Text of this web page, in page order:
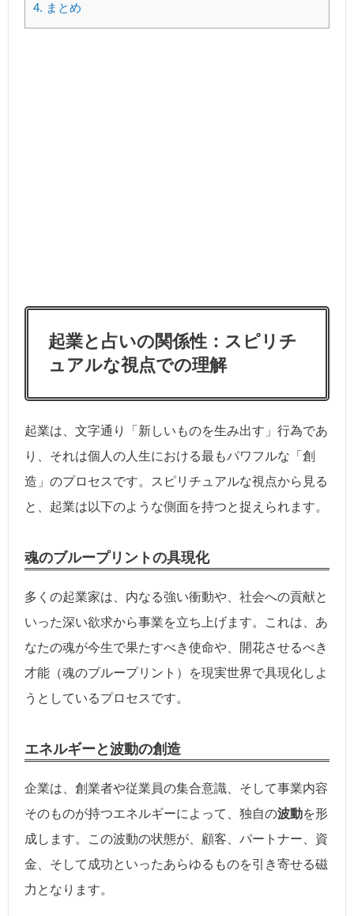
4. まとめ
起業と占いの関係性：スピリチ
ュアルな視点での理解
起業は、文字通り「新しいものを生み出す」行為であ
り、それは個人の人生における最もパワフルな「創
造」のプロセスです。スピリチュアルな視点から見る
と、起業は以下のような側面を持つと捉えられます。
魂のブループリントの具現化
多くの起業家は、内なる強い衝動や、社会への貢献と
いった深い欲求から事業を立ち上げます。これは、あ
なたの魂が今生で果たすべき使命や、開花させるべき
才能（魂のブループリント）を現実世界で具現化しよ
うとしているプロセスです。
エネルギーと波動の創造
企業は、創業者や従業員の集合意識、そして事業内容
そのものが持つエネルギーによって、独自の波動を形
成します。この波動の状態が、顧客、パートナー、資
金、そして成功といったあらゆるものを引き寄せる磁
力となります。